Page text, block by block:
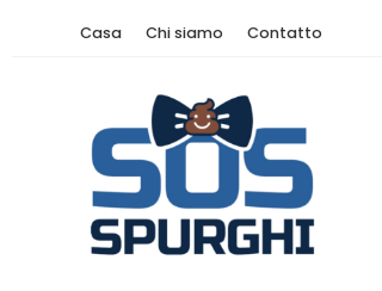
Casa Chi siamo Contatto